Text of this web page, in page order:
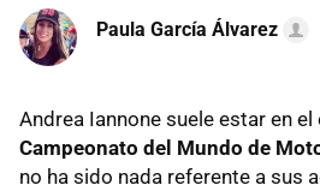
Paula García Álvarez
Andrea Iannone suele estar en
Campeonato del Mundo de
no ha sido nada referente a sus